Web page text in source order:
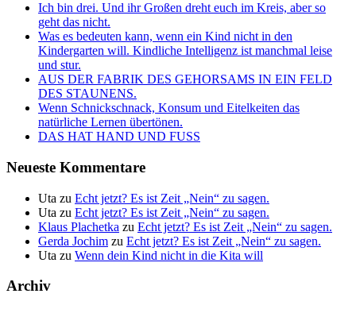
Ich bin drei. Und ihr Großen dreht euch im Kreis, aber so
geht das nicht.
Was es bedeuten kann, wenn ein Kind nicht in den
Kindergarten will. Kindliche Intelligenz ist manchmal leise
und stur.
AUS DER FABRIK DES GEHORSAMS IN EIN FELD
DES STAUNENS.
Wenn Schnickschnack, Konsum und Eitelkeiten das
natürliche Lernen übertönen.
DAS HAT HAND UND FUSS
Neueste Kommentare
Uta zu Echt jetzt? Es ist Zeit „Nein“ zu sagen.
Uta zu Echt jetzt? Es ist Zeit „Nein“ zu sagen.
Klaus Plachetka zu Echt jetzt? Es ist Zeit „Nein“ zu sagen.
Gerda Jochim zu Echt jetzt? Es ist Zeit „Nein“ zu sagen.
Uta zu Wenn dein Kind nicht in die Kita will
Archiv